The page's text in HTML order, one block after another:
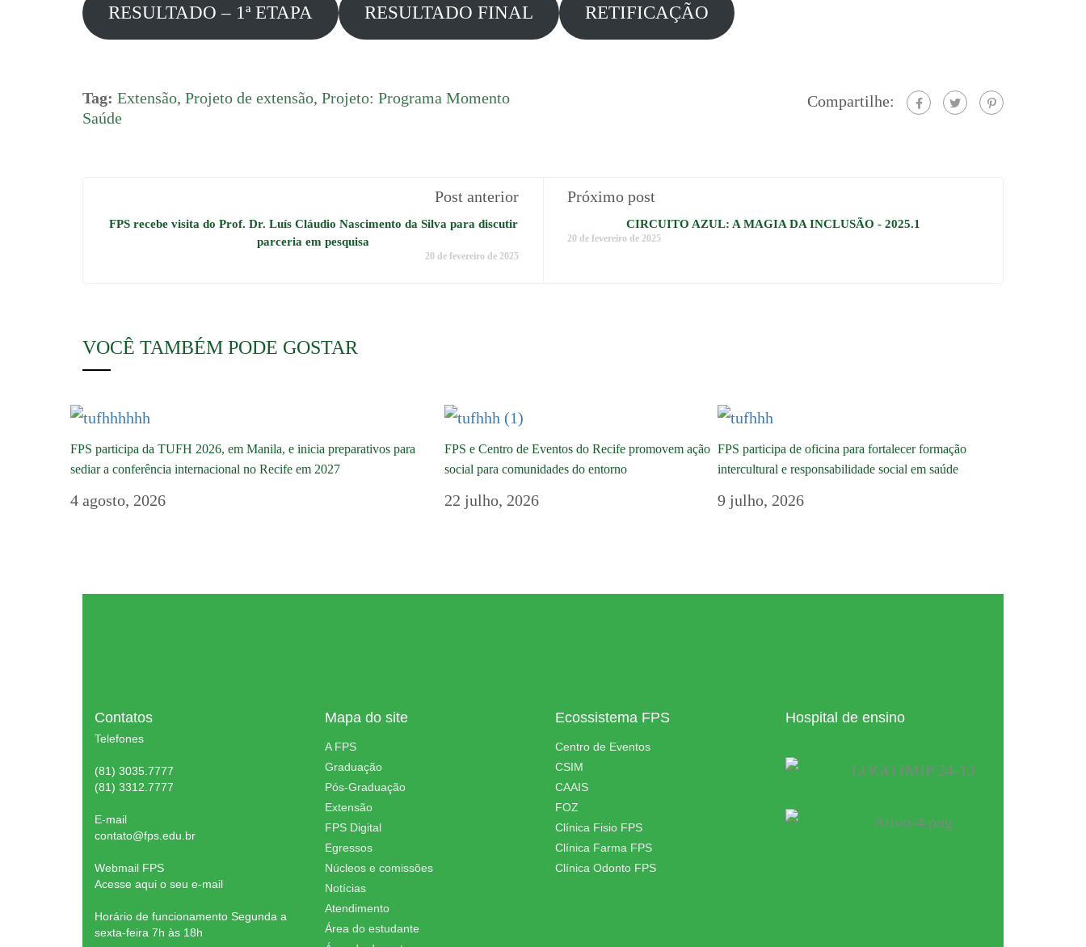
RESULTADO – 1ª ETAPA RESULTADO FINAL RETIFICAÇÃO
Tag: Extensão, Projeto de extensão, Projeto: Programa Momento
Saúde
Compartilhe:
Post anterior
FPS recebe visita do Prof. Dr. Luís Cláudio Nascimento da Silva para discutir
parceria em pesquisa
20 de fevereiro de 2025
Próximo post
CIRCUITO AZUL: A MAGIA DA INCLUSÃO - 2025.1
20 de fevereiro de 2025
VOCÊ TAMBÉM PODE GOSTAR
FPS participa da TUFH 2026, em Manila, e inicia preparativos para
sediar a conferência internacional no Recife em 2027
4 agosto, 2026
FPS e Centro de Eventos do Recife promovem ação
social para comunidades do entorno
22 julho, 2026
FPS participa de oficina para fortalecer formação
intercultural e responsabilidade social em saúde
9 julho, 2026
Contatos
Telefones
(81) 3035.7777
(81) 3312.7777
E-mail
contato@fps.edu.br
Webmail FPS
Acesse aqui o seu e-mail
Horário de funcionamento Segunda a
sexta-feira 7h às 18h
Mapa do site
A FPS
Graduação
Pós-Graduação
Extensão
FPS Digital
Egressos
Núcleos e comissões
Notícias
Atendimento
Área do estudante
Ecossistema FPS
Centro de Eventos
CSIM
CAAIS
FOZ
Clínica Fisio FPS
Clínica Farma FPS
Clínica Odonto FPS
Hospital de ensino